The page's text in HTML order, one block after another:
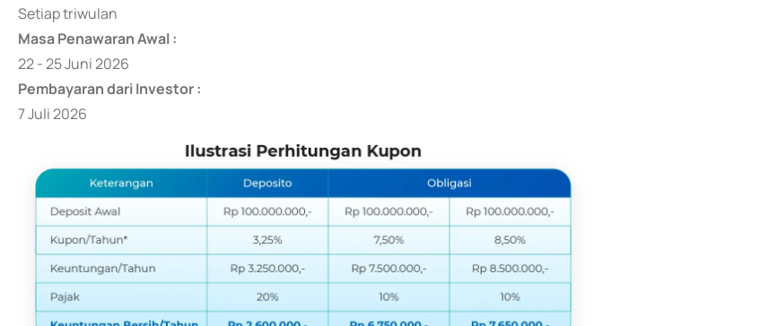
Setiap triwulan
Masa Penawaran Awal :
22 - 25 Juni 2026
Pembayaran dari Investor :
7 Juli 2026